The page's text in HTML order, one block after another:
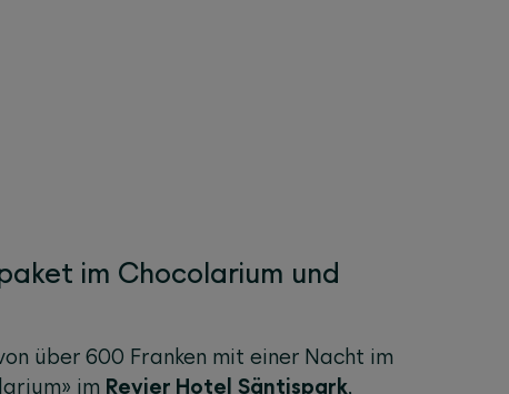
im Chocolarium und
über 600 Franken mit einer Nacht im
im Revier Hotel Säntispark,